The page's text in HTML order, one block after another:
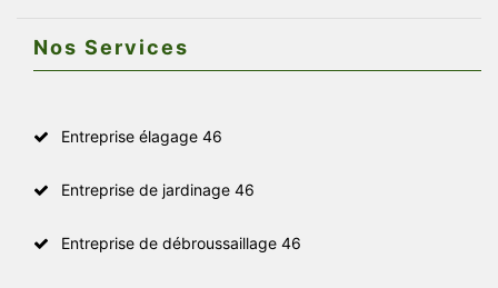
Nos Services
Entreprise élagage 46
Entreprise de jardinage 46
Entreprise de débroussaillage 46